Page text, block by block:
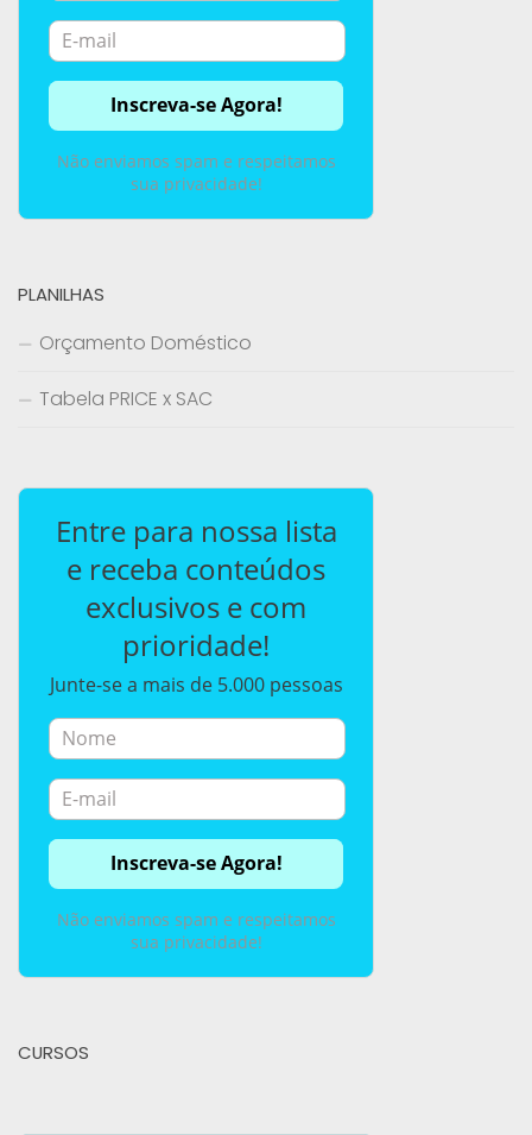
Não enviamos spam e respeitamos
sua privacidade!
PLANILHAS
Orçamento Doméstico
Tabela PRICE x SAC
Entre para nossa lista
e receba conteúdos
exclusivos e com
prioridade!
Junte-se a mais de 5.000 pessoas
Não enviamos spam e respeitamos
sua privacidade!
CURSOS